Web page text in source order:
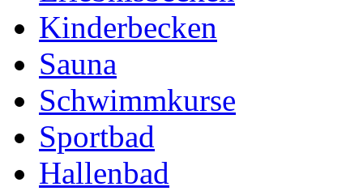
Kinderbecken
Sauna
Schwimmkurse
Sportbad
Hallenbad